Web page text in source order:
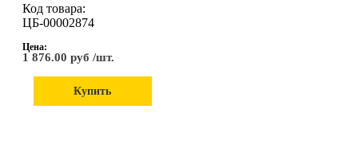
Код товара:
ЦБ-00002874
Цена:
1 876.00 руб /шт.
Купить